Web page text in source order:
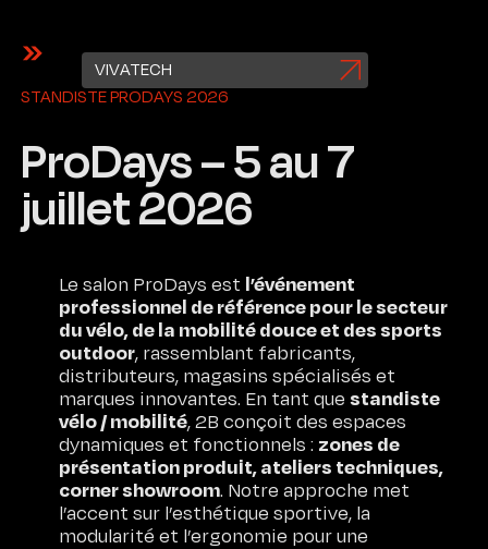
VIVATECH
ProDays – 5 au 7
juillet 2026
STANDISTE PRODAYS 2026
Le salon ProDays est l’événement
professionnel de référence pour le secteur
du vélo, de la mobilité douce et des sports
outdoor, rassemblant fabricants,
distributeurs, magasins spécialisés et
marques innovantes. En tant que standiste
vélo / mobilité, 2B conçoit des espaces
dynamiques et fonctionnels : zones de
présentation produit, ateliers techniques,
corner showroom. Notre approche met
l’accent sur l’esthétique sportive, la
modularité et l’ergonomie pour une